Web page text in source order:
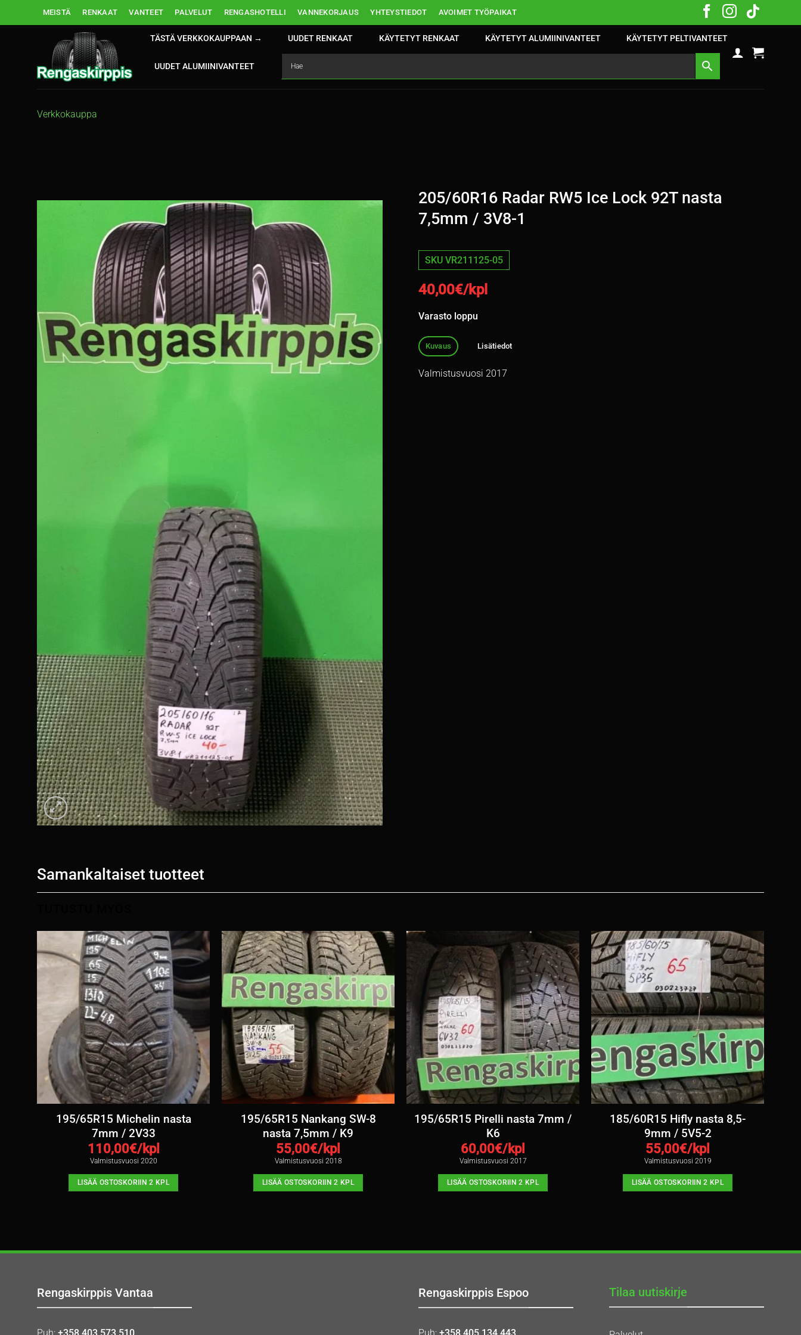
MEISTÄ RENKAAT VANTEET PALVELUT RENGASHOTELLI VANNEKORJAUS YHTEYSTIEDOT AVOIMET TYÖPAIKAT
TÄSTÄ VERKKOKAUPPAAN → UUDET RENKAAT KÄYTETYT RENKAAT KÄYTETYT ALUMIINIVANTEET KÄYTETYT PELTIVANTEET
UUDET ALUMIINIVANTEET
Verkkokauppa
205/60R16 Radar RW5 Ice Lock 92T nasta
7,5mm / 3V8-1
SKU VR211125-05
40,00€/kpl
Varasto loppu
Kuvaus Lisätiedot
Valmistusvuosi 2017
Samankaltaiset tuotteet
195/65R15 Michelin nasta
7mm / 2V33
110,00€/kpl
Valmistusvuosi 2020
LISÄÄ OSTOSKORIIN 2 KPL
195/65R15 Nankang SW-8
nasta 7,5mm / K9
55,00€/kpl
Valmistusvuosi 2018
LISÄÄ OSTOSKORIIN 2 KPL
195/65R15 Pirelli nasta 7mm /
K6
60,00€/kpl
Valmistusvuosi 2017
LISÄÄ OSTOSKORIIN 2 KPL
185/60R15 Hifly nasta 8,5-
9mm / 5V5-2
55,00€/kpl
Valmistusvuosi 2019
LISÄÄ OSTOSKORIIN 2 KPL
Rengaskirppis Vantaa Rengaskirppis Espoo Tilaa uutiskirje